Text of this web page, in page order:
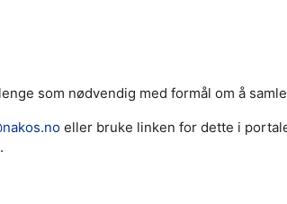
som nødvendig med formål om å
eller bruke linken for dette i